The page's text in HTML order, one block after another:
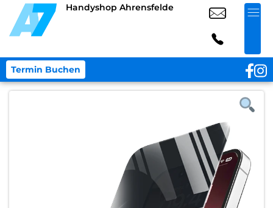
Handyshop Ahrensfelde
Termin Buchen